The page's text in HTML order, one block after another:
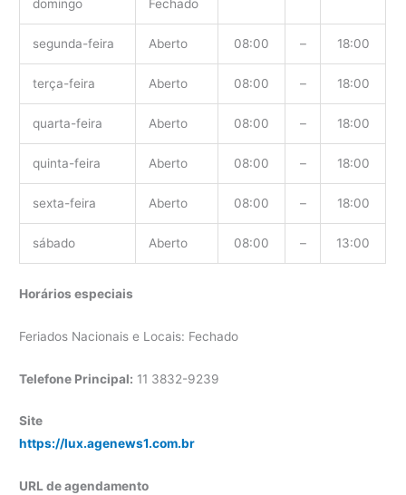
domingo Fechado
segunda-feira Aberto 08:00 – 18:00
terça-feira Aberto 08:00 – 18:00
quarta-feira Aberto 08:00 – 18:00
quinta-feira Aberto 08:00 – 18:00
sexta-feira Aberto 08:00 – 18:00
sábado Aberto 08:00 – 13:00
Horários especiais
Feriados Nacionais e Locais: Fechado
Telefone Principal: 11 3832-9239
Site
https://lux.agenews1.com.br
URL de agendamento